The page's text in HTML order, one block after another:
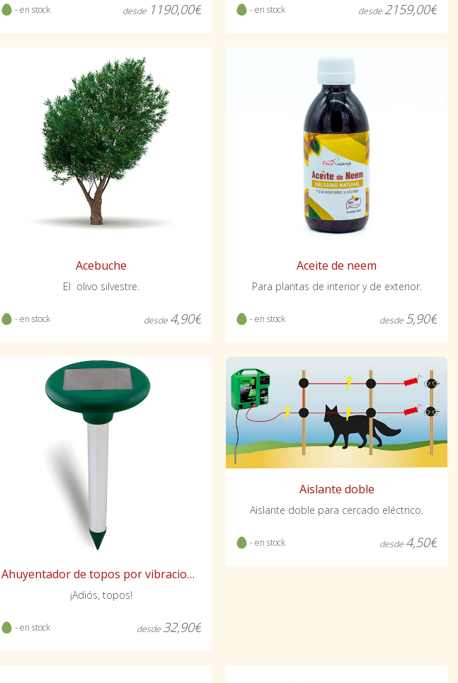
- en stock desde 1190,00€ - en stock desde 2159,00€
Acebuche
El olivo silvestre.
- en stock desde 4,90€
Aceite de neem
Para plantas de interior y de exterior.
- en stock desde 5,90€
Ahuyentador de topos por vibraciones
¡Adiós, topos!
- en stock desde 32,90€
Aislante doble
Aislante doble para cercado eléctrico.
- en stock desde 4,50€